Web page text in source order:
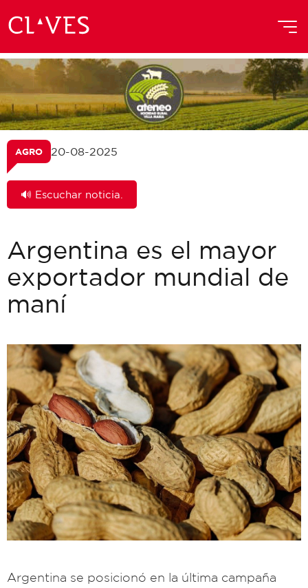
AGRO 20-08-2025
🔊 Escuchar noticia.
Argentina es el mayor
exportador mundial de
maní
Argentina se posicionó en la última campaña